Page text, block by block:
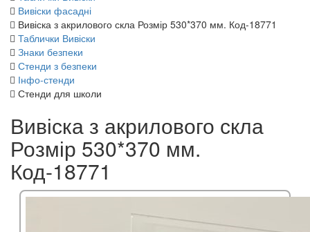
Вивіски фасадні
Вивіска з акрилового скла Розмір 530*370 мм. Код-18771
Таблички Вивіски
Знаки безпеки
Стенди з безпеки
Інфо-стенди
Стенди для школи
Вивіска з акрилового скла
Розмір 530*370 мм.
Код-18771